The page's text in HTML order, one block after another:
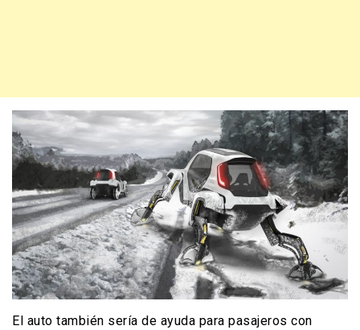
El auto también sería de ayuda para pasajeros con